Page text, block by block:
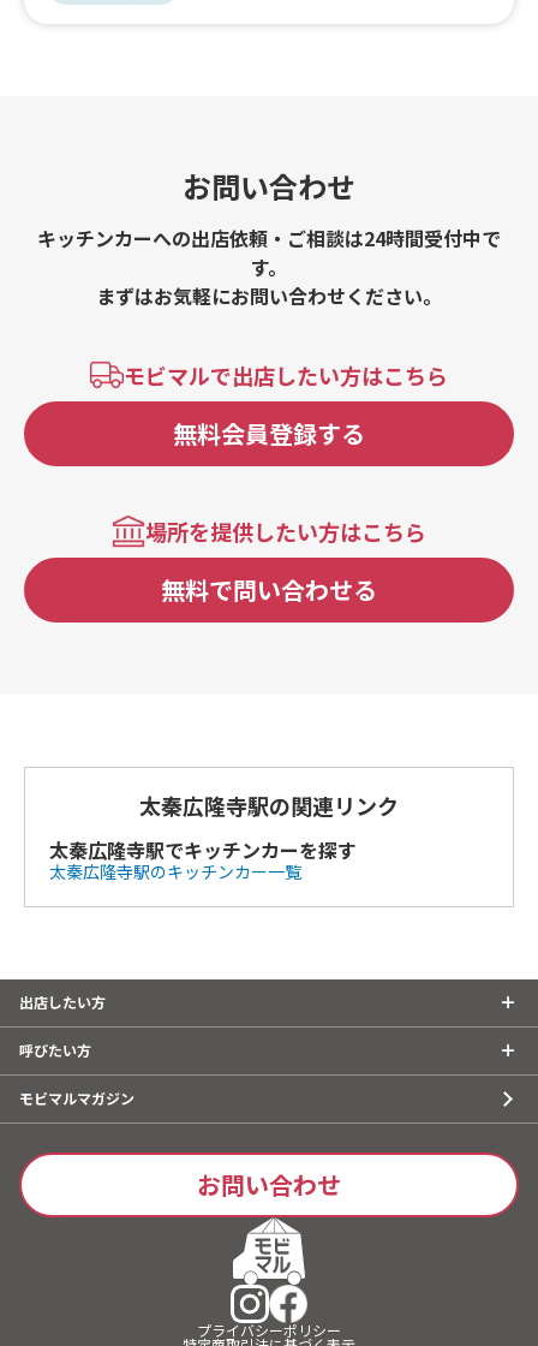
お問い合わせ
キッチンカーへの出店依頼・ご相談は24時間受付中で
す。
まずはお気軽にお問い合わせください。
モビマルで出店したい方はこちら
無料会員登録する
場所を提供したい方はこちら
無料で問い合わせる
太秦広隆寺駅の関連リンク
太秦広隆寺駅でキッチンカーを探す
太秦広隆寺駅のキッチンカー一覧
キッチンカーで出店したい方
出店したい方
呼びたい方
モビマルマガジン
お問い合わせ
プライバシーポリシー